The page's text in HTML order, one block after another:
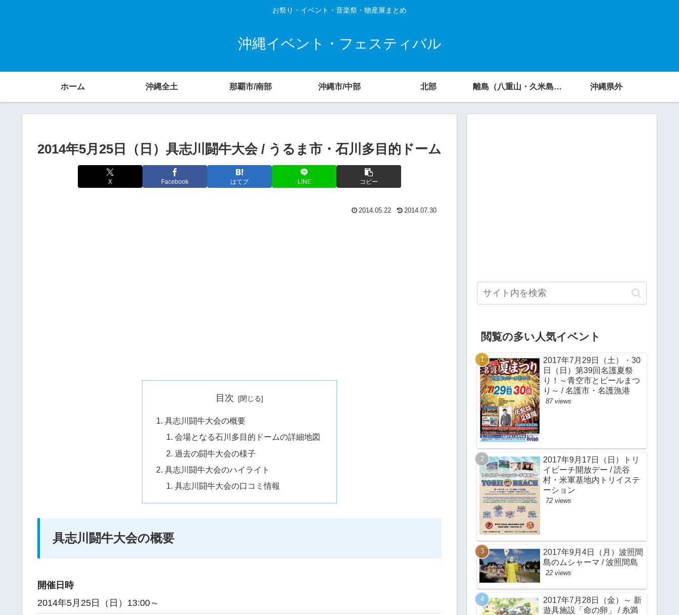
お祭り・イベント・音楽祭・物産展まとめ
沖縄イベント・フェスティバル
ホーム 沖縄全土 那覇市/南部 沖縄市/中部 北部 離島（八重山・久米島・宮古島・他） 沖縄県外
2014年5月25日（日）具志川闘牛大会 / うるま市・石川多目的ドーム
X Facebook はてブ LINE コピー
2014.05.22 2014.07.30
目次
具志川闘牛大会の概要
会場となる石川多目的ドームの詳細地図
過去の闘牛大会の様子
具志川闘牛大会のハイライト
具志川闘牛大会の口コミ情報
具志川闘牛大会の概要
開催日時
2014年5月25日（日）13:00～
閲覧の多い人気イベント
2017年7月29日（土）・30
日（日）第39回名護夏祭
り！～青空市とビールまつ
り～ / 名護市・名護漁港
87 views
2017年9月17日（日）トリ
イビーチ開放デー / 読谷
村・米軍基地内トリイステ
ーション
72 views
2017年9月4日（月）波照間
島のムシャーマ / 波照間島
22 views
2017年7月28日（金）～ 新
遊具施設「命の卵」 / 糸満